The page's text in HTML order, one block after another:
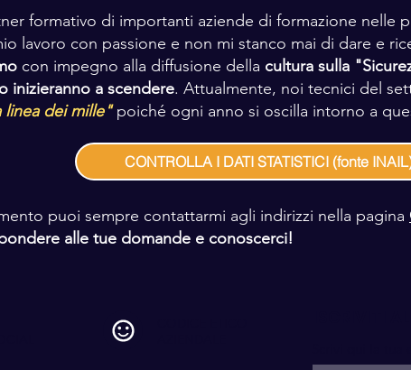
formativo di importanti aziende di formazione nelle
lavoro con passione e non mi stanco mai di dare e
con impegno alla diffusione della cultura sulla
inizieranno a scendere. Attualmente, noi tecnici del
linea dei mille"poiché ogni anno si oscilla intorno a
CONTROLLA I DATI STATISTICI (fonte
puoi sempre contattarmi agli indirizzi nella pagina
alle tue domande e conoscerci!